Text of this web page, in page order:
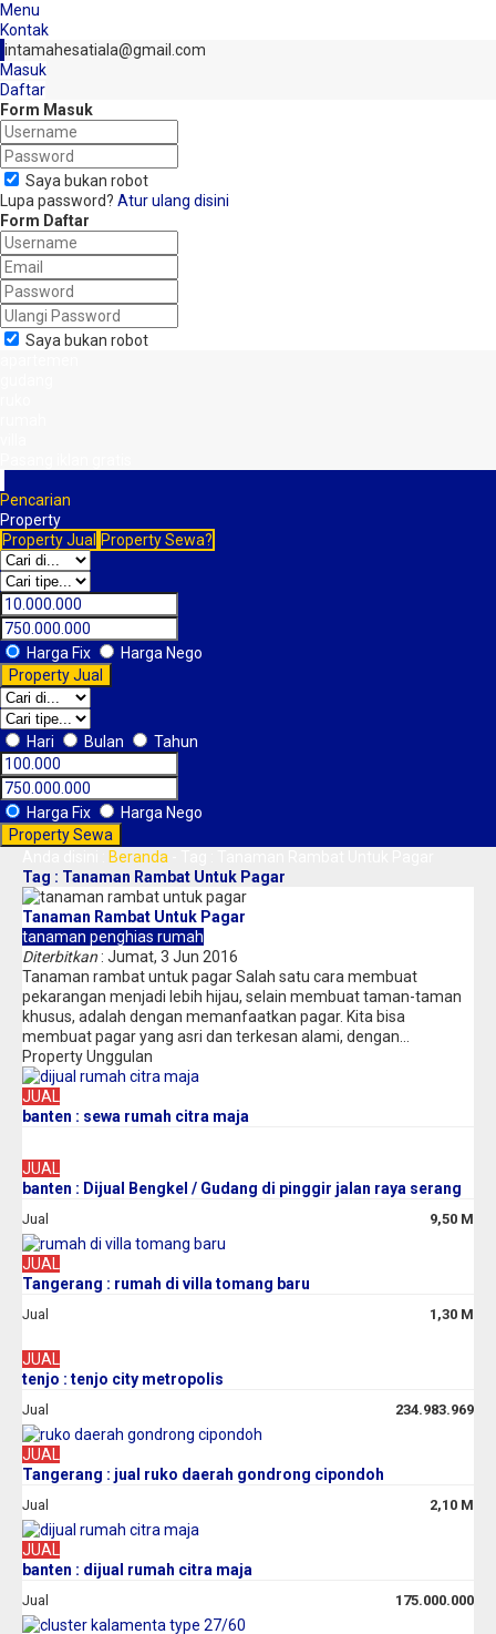
Menu
Kontak
intamahesatiala@gmail.com
Masuk
Daftar
Form Masuk
Saya bukan robot
Lupa password? Atur ulang disini
Form Daftar
Saya bukan robot
Pencarian
Property
Property Jual
Property Sewa?
Harga Fix
Harga Nego
Property Jual
Hari Bulan Tahun
Harga Fix
Harga Nego
Property Sewa
Beranda
Tag : Tanaman Rambat Untuk Pagar
Tanaman Rambat Untuk Pagar
tanaman penghias rumah
Diterbitkan : Jumat, 3 Jun 2016
Tanaman rambat untuk pagar Salah satu cara membuat
pekarangan menjadi lebih hijau, selain membuat taman-taman
khusus, adalah dengan memanfaatkan pagar. Kita bisa
membuat pagar yang asri dan terkesan alami, dengan...
Property Unggulan
JUAL
banten : sewa rumah citra maja
JUAL
banten : Dijual Bengkel / Gudang di pinggir jalan raya serang
Jual 9,50 M
JUAL
Tangerang : rumah di villa tomang baru
Jual 1,30 M
JUAL
tenjo : tenjo city metropolis
Jual 234.983.969
JUAL
Tangerang : jual ruko daerah gondrong cipondoh
Jual 2,10 M
JUAL
banten : dijual rumah citra maja
Jual 175.000.000